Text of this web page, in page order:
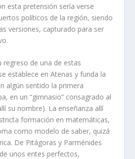
esta pretensión sería verse
políticos de la región, siendo
versiones, capturado para ser
regreso de una de estas
establece en Atenas y funda la
algún sentido la primera
en un “gimnasio” consagrado al
su nombre). La enseñanza allí
formación en matemáticas,
como modelo de saber, quizá
De Pitágoras y Parménides
unos entes perfectos,